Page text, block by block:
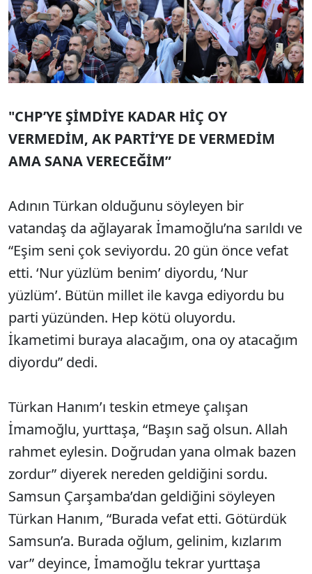
"CHP’YE ŞİMDİYE KADAR HİÇ OY
VERMEDİM, AK PARTİ’YE DE VERMEDİM
AMA SANA VERECEĞİM”
Adının Türkan olduğunu söyleyen bir
vatandaş da ağlayarak İmamoğlu’na sarıldı ve
“Eşim seni çok seviyordu. 20 gün önce vefat
etti. ‘Nur yüzlüm benim’ diyordu, ‘Nur
yüzlüm’. Bütün millet ile kavga ediyordu bu
parti yüzünden. Hep kötü oluyordu.
İkametimi buraya alacağım, ona oy atacağım
diyordu” dedi.
Türkan Hanım’ı teskin etmeye çalışan
İmamoğlu, yurttaşa, “Başın sağ olsun. Allah
rahmet eylesin. Doğrudan yana olmak bazen
zordur” diyerek nereden geldiğini sordu.
Samsun Çarşamba’dan geldiğini söyleyen
Türkan Hanım, “Burada vefat etti. Götürdük
Samsun’a. Burada oğlum, gelinim, kızlarım
var” deyince, İmamoğlu tekrar yurttaşa